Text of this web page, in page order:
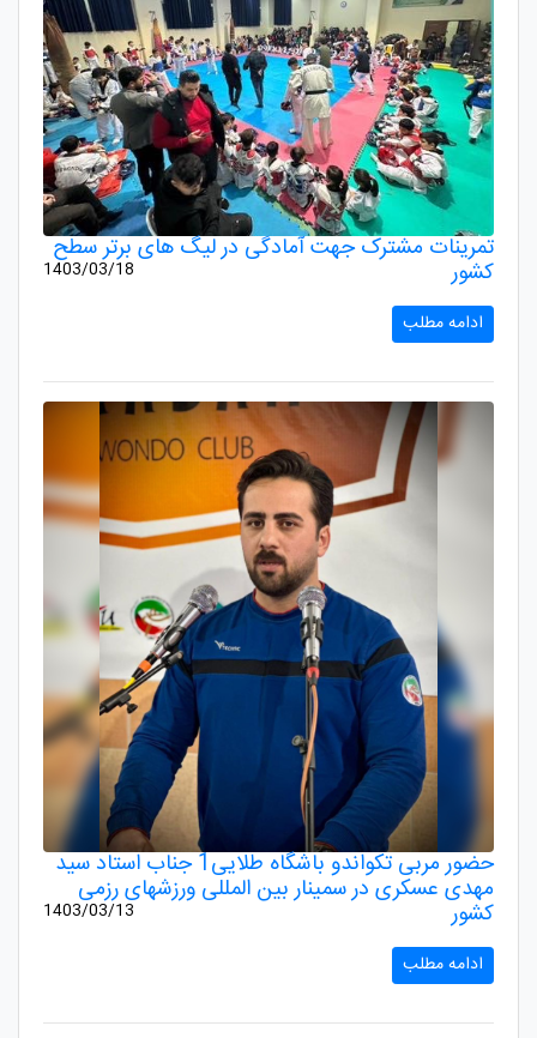
تمرینات مشترک جهت آمادگی در لیگ های برتر سطح
کشور 1403/03/18
ادامه مطلب
حضور مربی تکواندو باشگاه طلایی1 جناب استاد سید
مهدی عسکری در سمینار بین المللی ورزشهای رزمی
کشور 1403/03/13
ادامه مطلب